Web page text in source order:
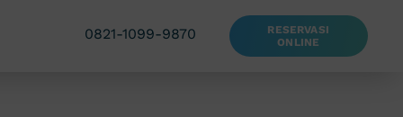
0821-1099-9870
RESERVASI
ONLINE